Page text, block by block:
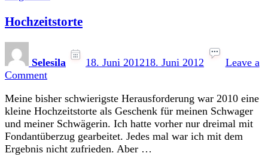
Hochzeitstorte
Selesila 18. Juni 201218. Juni 2012
Leave a
Commenton
Meine bisher schwierigste Herausforderung war 2010 eine
kleine Hochzeitstorte als Geschenk für meinen Schwager
und meiner Schwägerin. Ich hatte vorher nur dreimal mit
Fondantüberzug gearbeitet. Jedes mal war ich mit dem
Ergebnis nicht zufrieden. Aber …